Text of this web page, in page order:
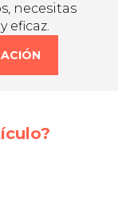
necesitas
eficaz.